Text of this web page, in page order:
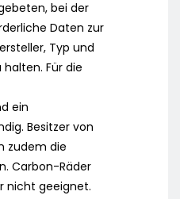
bei der
Daten zur
Typ und
Für die
ein
Besitzer von
zudem die
Carbon-Räder
nicht geeignet.